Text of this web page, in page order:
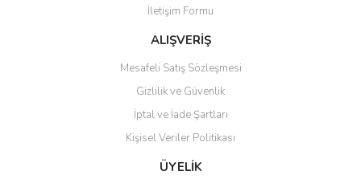
Ürün fiyatı diğer sitelerden daha pahalı.
Bu ürüne benzer farklı alternatifler olmalı.
Gönder
İletişim Formu
ALIŞVERİŞ
Mesafeli Satış Sözleşmesi
Gizlilik ve Güvenlik
İptal ve İade Şartları
Kişisel Veriler Politikası
ÜYELİK